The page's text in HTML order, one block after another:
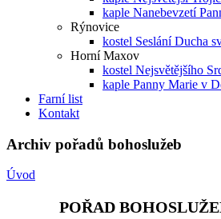
kaple Nanebevzetí
Rýnovice
kostel Seslání Ducha
Horní Maxov
kostel Nejsvětějšího
kaple Panny Marie v
Farní list
Kontakt
Archiv pořadů bohoslužeb
Úvod
POŘAD